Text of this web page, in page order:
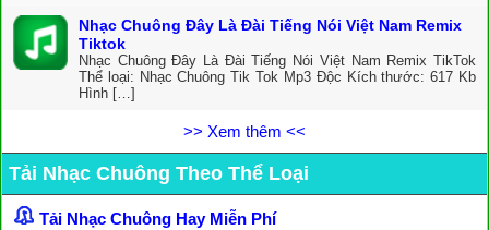
Nhạc Chuông Đây Là Đài Tiếng Nói Việt Nam Remix
Tiktok
Nhạc Chuông Đây Là Đài Tiếng Nói Việt Nam Remix TikTok
Thể loại: Nhạc Chuông Tik Tok Mp3 Độc Kích thước: 617 Kb
Hình […]
>> Xem thêm <<
Tải Nhạc Chuông Theo Thể Loại
Tải Nhạc Chuông Hay Miễn Phí